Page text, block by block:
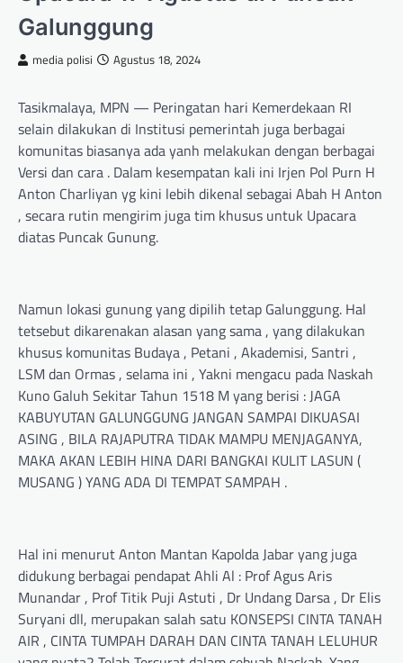
Galunggung
media polisi Agustus 18, 2024
Tasikmalaya, MPN — Peringatan hari Kemerdekaan RI
selain dilakukan di Institusi pemerintah juga berbagai
komunitas biasanya ada yanh melakukan dengan berbagai
Versi dan cara . Dalam kesempatan kali ini Irjen Pol Purn H
Anton Charliyan yg kini lebih dikenal sebagai Abah H Anton
, secara rutin mengirim juga tim khusus untuk Upacara
diatas Puncak Gunung.
Namun lokasi gunung yang dipilih tetap Galunggung. Hal
tetsebut dikarenakan alasan yang sama , yang dilakukan
khusus komunitas Budaya , Petani , Akademisi, Santri ,
LSM dan Ormas , selama ini , Yakni mengacu pada Naskah
Kuno Galuh Sekitar Tahun 1518 M yang berisi : JAGA
KABUYUTAN GALUNGGUNG JANGAN SAMPAI DIKUASAI
ASING , BILA RAJAPUTRA TIDAK MAMPU MENJAGANYA,
MAKA AKAN LEBIH HINA DARI BANGKAI KULIT LASUN (
MUSANG ) YANG ADA DI TEMPAT SAMPAH .
Hal ini menurut Anton Mantan Kapolda Jabar yang juga
didukung berbagai pendapat Ahli Al : Prof Agus Aris
Munandar , Prof Titik Puji Astuti , Dr Undang Darsa , Dr Elis
Suryani dll, merupakan salah satu KONSEPSI CINTA TANAH
AIR , CINTA TUMPAH DARAH DAN CINTA TANAH LELUHUR